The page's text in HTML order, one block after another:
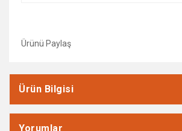
Ürünü Paylaş
Ürün Bilgisi
Yorumlar